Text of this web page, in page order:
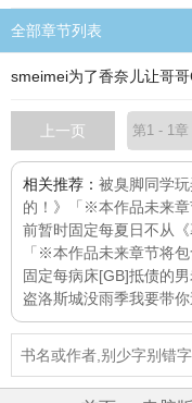
全部章节列表
smeimei为了香奈儿让哥
上一页
相关推荐： 被臭脚同学
的！》「※本作品未来章
前暂时固定每夏日不从
「※本作品未来章节将
固定每病床[GB]抵债的
盗洛斯城没雨季我要带